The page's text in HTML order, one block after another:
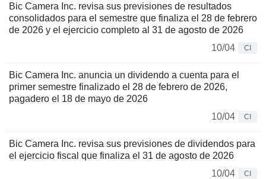
Bic Camera Inc. revisa sus previsiones de resultados
consolidados para el semestre que finaliza el 28 de febrero
de 2026 y el ejercicio completo al 31 de agosto de 2026
10/04
CI
Bic Camera Inc. anuncia un dividendo a cuenta para el
primer semestre finalizado el 28 de febrero de 2026,
pagadero el 18 de mayo de 2026
10/04
CI
Bic Camera Inc. revisa sus previsiones de dividendos para
el ejercicio fiscal que finaliza el 31 de agosto de 2026
10/04
CI